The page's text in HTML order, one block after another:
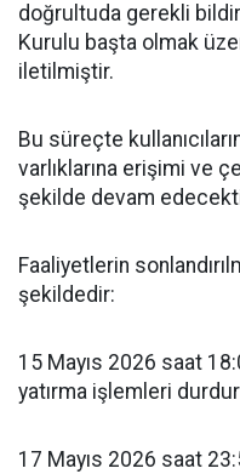
doğrultuda gerekli
Kurulu başta olmak
iletilmiştir.
Bu süreçte
varlıklarına erişimi ve
şekilde devam
Faaliyetlerin
şekildedir:
15 Mayıs 2026 saat
yatırma işlemleri
17 Mayıs 2026 saat